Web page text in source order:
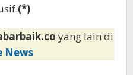
(*)
yang lain di
News